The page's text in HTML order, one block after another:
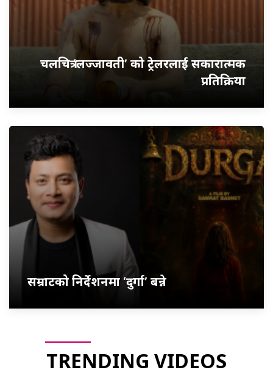
चलचित्र ‘लज्जावती’ को ट्रेलरलाई सकारात्मक
प्रतिक्रिया
सम्राटको निर्देशनमा ‘दुर्गा’ बन्ने
TRENDING VIDEOS